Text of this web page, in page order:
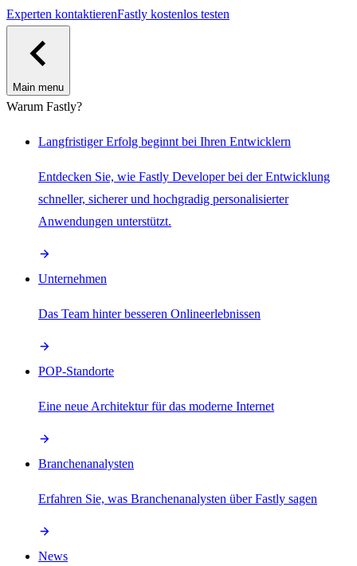
Experten kontaktierenFastly kostenlos testen
Main menu
Warum Fastly?
Langfristiger Erfolg beginnt bei Ihren Entwicklern
Entdecken Sie, wie Fastly Developer bei der Entwicklung
schneller, sicherer und hochgradig personalisierter
Anwendungen unterstützt.
Unternehmen
Das Team hinter besseren Onlineerlebnissen
POP-Standorte
Eine neue Architektur für das moderne Internet
Branchenanalysten
Erfahren Sie, was Branchenanalysten über Fastly sagen
News